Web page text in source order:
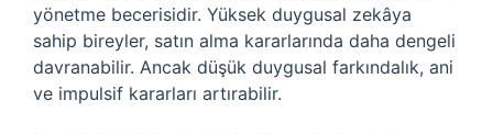
yönetme becerisidir. Yüksek duygusal zekâya
sahip bireyler, satın alma kararlarında daha dengeli
davranabilir. Ancak düşük duygusal farkındalık, ani
ve impulsif kararları artırabilir.